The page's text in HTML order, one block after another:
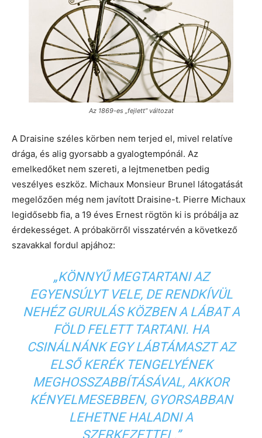
Az 1869-es „fejlett” változat
A Draisine széles körben nem terjed el, mivel relatíve
drága, és alig gyorsabb a gyalogtempónál. Az
emelkedőket nem szereti, a lejtmenetben pedig
veszélyes eszköz. Michaux Monsieur Brunel látogatását
megelőzően még nem javított Draisine-t. Pierre Michaux
legidősebb fia, a 19 éves Ernest rögtön ki is próbálja az
érdekességet. A próbakörről visszatérvén a következő
szavakkal fordul apjához:
„KÖNNYŰ MEGTARTANI AZ
EGYENSÚLYT VELE, DE RENDKÍVÜL
NEHÉZ GURULÁS KÖZBEN A LÁBAT A
FÖLD FELETT TARTANI. HA
CSINÁLNÁNK EGY LÁBTÁMASZT AZ
ELSŐ KERÉK TENGELYÉNEK
MEGHOSSZABBÍTÁSÁVAL, AKKOR
KÉNYELMESEBBEN, GYORSABBAN
LEHETNE HALADNI A
SZERKEZETTEL.”